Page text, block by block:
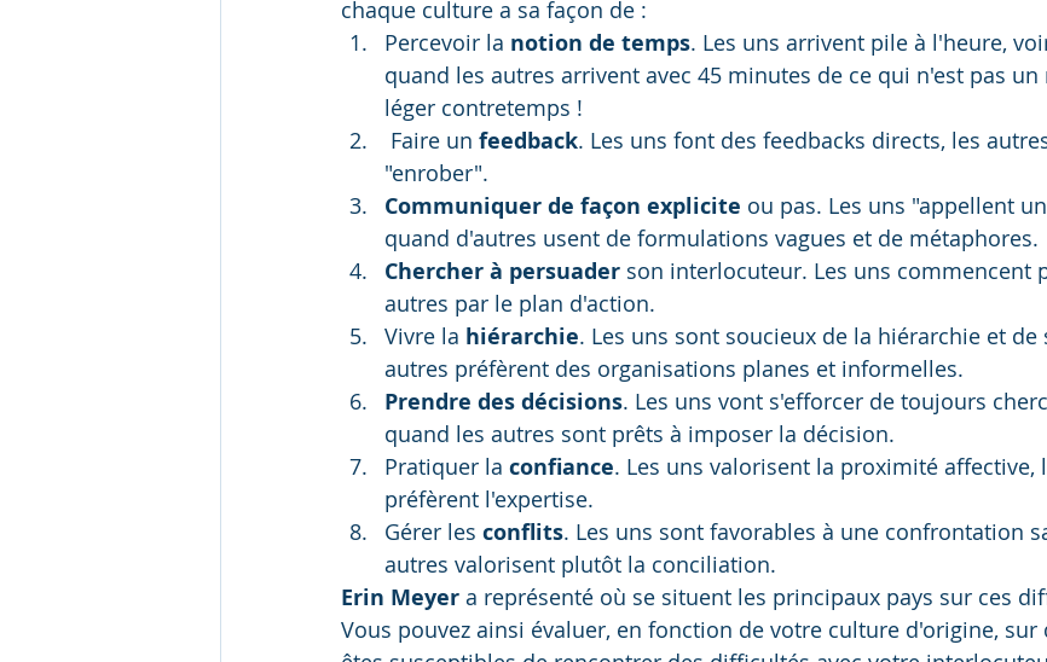
chaque culture a sa façon de :
Percevoir la notion de temps. Les uns arrivent pile à l'heure,
quand les autres arrivent avec 45 minutes de ce qui n'est pas
léger contretemps !
Faire un feedback. Les uns font des feedbacks directs, les
"enrober".
Communiquer de façon explicite ou pas. Les uns "appellent
quand d'autres usent de formulations vagues et de métaphores.
Chercher à persuader son interlocuteur. Les uns commencent
autres par le plan d'action.
Vivre la hiérarchie. Les uns sont soucieux de la hiérarchie et de
autres préfèrent des organisations planes et informelles.
Prendre des décisions. Les uns vont s'efforcer de toujours
quand les autres sont prêts à imposer la décision.
Pratiquer la confiance. Les uns valorisent la proximité affective,
préfèrent l'expertise.
Gérer les conflits. Les uns sont favorables à une confrontation
autres valorisent plutôt la conciliation.
Erin Meyer a représenté où se situent les principaux pays sur ces
Vous pouvez ainsi évaluer, en fonction de votre culture d'origine, sur